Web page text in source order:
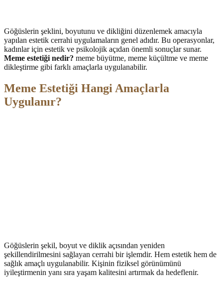
Göğüslerin şeklini, boyutunu ve dikliğini düzenlemek amacıyla
yapılan estetik cerrahi uygulamaların genel adıdır. Bu operasyonlar,
kadınlar için estetik ve psikolojik açıdan önemli sonuçlar sunar.
Meme estetiği nedir? meme büyütme, meme küçültme ve meme
dikleştirme gibi farklı amaçlarla uygulanabilir.
Meme Estetiği Hangi Amaçlarla
Uygulanır?
Göğüslerin şekil, boyut ve diklik açısından yeniden
şekillendirilmesini sağlayan cerrahi bir işlemdir. Hem estetik hem de
sağlık amaçlı uygulanabilir. Kişinin fiziksel görünümünü
iyileştirmenin yanı sıra yaşam kalitesini artırmak da hedeflenir.